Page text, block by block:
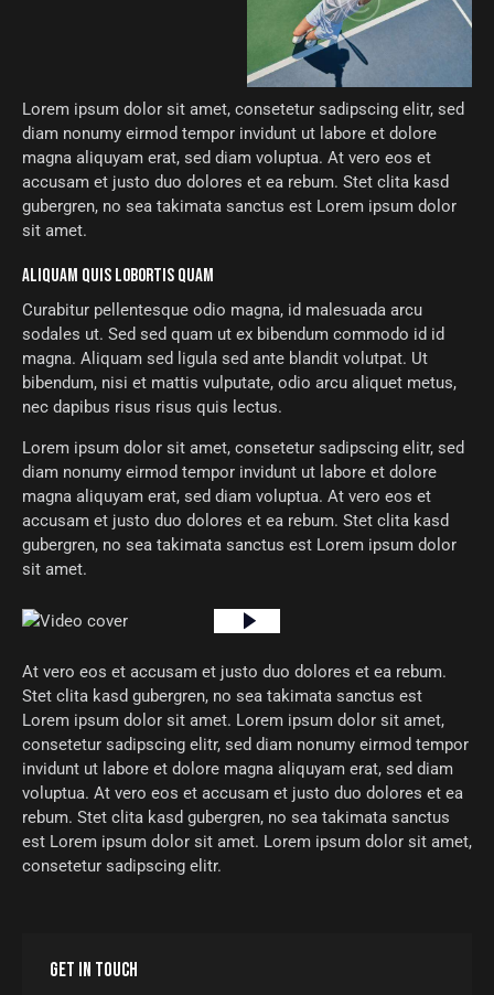
Lorem ipsum dolor sit amet, consetetur sadipscing elitr, sed
diam nonumy eirmod tempor invidunt ut labore et dolore
magna aliquyam erat, sed diam voluptua. At vero eos et
accusam et justo duo dolores et ea rebum. Stet clita kasd
gubergren, no sea takimata sanctus est Lorem ipsum dolor
sit amet.
ALIQUAM QUIS LOBORTIS QUAM
Curabitur pellentesque odio magna, id malesuada arcu
sodales ut. Sed sed quam ut ex bibendum commodo id id
magna. Aliquam sed ligula sed ante blandit volutpat. Ut
bibendum, nisi et mattis vulputate, odio arcu aliquet metus,
nec dapibus risus risus quis lectus.
Lorem ipsum dolor sit amet, consetetur sadipscing elitr, sed
diam nonumy eirmod tempor invidunt ut labore et dolore
magna aliquyam erat, sed diam voluptua. At vero eos et
accusam et justo duo dolores et ea rebum. Stet clita kasd
gubergren, no sea takimata sanctus est Lorem ipsum dolor
sit amet.
At vero eos et accusam et justo duo dolores et ea rebum.
Stet clita kasd gubergren, no sea takimata sanctus est
Lorem ipsum dolor sit amet. Lorem ipsum dolor sit amet,
consetetur sadipscing elitr, sed diam nonumy eirmod tempor
invidunt ut labore et dolore magna aliquyam erat, sed diam
voluptua. At vero eos et accusam et justo duo dolores et ea
rebum. Stet clita kasd gubergren, no sea takimata sanctus
est Lorem ipsum dolor sit amet. Lorem ipsum dolor sit amet,
consetetur sadipscing elitr.
GET IN TOUCH